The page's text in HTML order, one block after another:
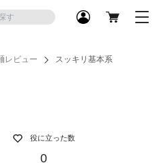
レビュー スッキリ基本系
役に立った数
0